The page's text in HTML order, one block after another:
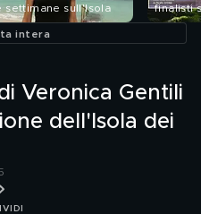
settimane sull'Isola
finalisti
intera
Veronica Gentili
dell'Isola dei